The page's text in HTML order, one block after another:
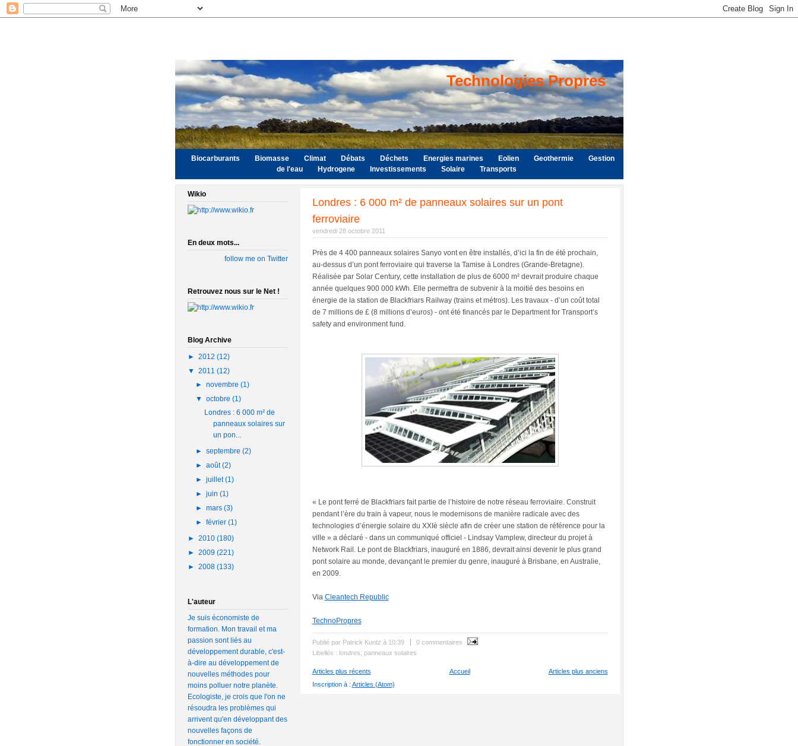
Technologies Propres
Biocarburants Biomasse Climat Débats Déchets Energies marines Eolien Geothermie
Gestion
de l'eau
Hydrogene Investissements Solaire Transports
Wikio
En deux mots...
follow me on Twitter
Retrouvez nous sur le Net !
Blog Archive
► 2012 (12)
▼ 2011 (12)
►novembre(1)
▼octobre(1)
Londres : 6 000 m² de
panneaux solaires sur
un pon...
►septembre(2)
►août(2)
►juillet(1)
►juin(1)
►mars(3)
►février(1)
► 2010 (180)
► 2009 (221)
► 2008 (133)
L'auteur
Je suis économiste de
formation. Mon travail et ma
passion sont liés au
développement durable, c'est-
à-dire au développement de
nouvelles méthodes pour
moins polluer notre planète.
Ecologiste, je crois que l'on ne
résoudra les problèmes qui
arrivent qu'en développant des
nouvelles façons de
fonctionner en société.
Londres : 6 000 m² de panneaux solaires sur un pont
ferroviaire
vendredi 28 octobre 2011
Près de 4 400 panneaux solaires Sanyo vont en être installés, d’ici la fin de été prochain,
au-dessus d’un pont ferroviaire qui traverse la Tamise à Londres (Grande-Bretagne).
Réalisée par Solar Century, cette installation de plus de 6000 m² devrait produire chaque
année quelques 900 000 kWh. Elle permettra de subvenir à la moitié des besoins en
énergie de la station de Blackfriars Railway (trains et métros). Les travaux - d’un coût total
de 7 millions de £ (8 millions d’euros) - ont été financés par le Department for Transport’s
safety and environment fund.
« Le pont ferré de Blackfriars fait partie de l’histoire de notre réseau ferroviaire. Construit
pendant l’ère du train à vapeur, nous le modernisons de manière radicale avec des
technologies d’énergie solaire du XXIè siècle afin de créer une station de référence pour la
ville » a déclaré - dans un communiqué officiel - Lindsay Vamplew, directeur du projet à
Network Rail. Le pont de Blackfriars, inauguré en 1886, devrait ainsi devenir le plus grand
pont solaire au monde, devançant le premier du genre, inauguré à Brisbane, en Australie,
en 2009.
Via Cleantech Republic
TechnoPropres
Publié par Patrick Kuntz à 10:39
0 commentaires
Libellés : londres panneaux solaires
Articles plus récents Articles plus anciens
Accueil
Inscription à : Articles (Atom)